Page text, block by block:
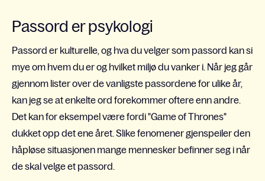
Passord er psykologi
Passord er kulturelle, og hva du velger som passord kan si
mye om hvem du er og hvilket miljø du vanker i. Når jeg går
gjennom lister over de vanligste passordene for ulike år,
kan jeg se at enkelte ord forekommer oftere enn andre.
Det kan for eksempel være fordi "Game of Thrones"
dukket opp det ene året. Slike fenomener gjenspeiler den
håpløse situasjonen mange mennesker befinner seg i når
de skal velge et passord.